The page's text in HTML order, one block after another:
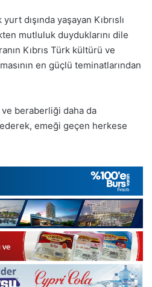
dışında yaşayan Kıbrıslı
mutluluk duyduklarını dile
Kıbrıs Türk kültürü ve
en güçlü teminatlarından
beraberliği daha da
emeği geçen herkese